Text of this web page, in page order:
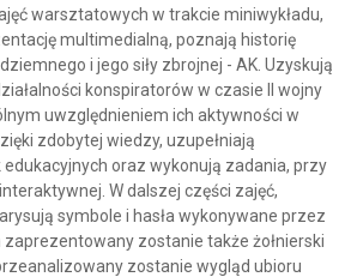
warsztatowych w trakcie miniwykładu,
multimedialną, poznają historię
i jego siły zbrojnej - AK. Uzyskują
konspiratorów w czasie II wojny
uwzględnieniem ich aktywności w
zdobytej wiedzy, uzupełniają
oraz wykonują zadania, przy
W dalszej części zajęć,
symbole i hasła wykonywane przez
zaprezentowany zostanie także żołnierski
zostanie wygląd ubioru